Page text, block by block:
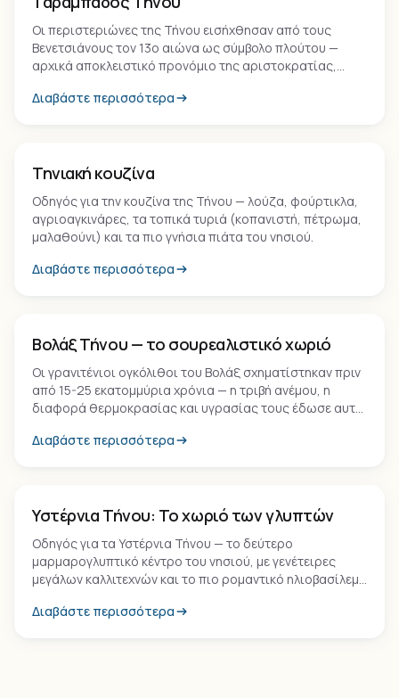
Οι περιστεριώνες της Τήνου εισήχθησαν από τους
Βενετσιάνους τον 13ο αιώνα ως σύμβολο πλούτου —
αρχικά αποκλειστικό προνόμιο της αριστοκρατίας,
αρχιτεκτονικής.
Διαβάστε περισσότερα
Τηνιακή κουζίνα
Οδηγός για την κουζίνα της Τήνου — λούζα, φούρτικλα,
αγριοαγκινάρες, τα τοπικά τυριά (κοπανιστή, πέτρωμα,
μαλαθούνι) και τα πιο γνήσια πιάτα του νησιού.
Διαβάστε περισσότερα
Οικισμός
Βολάξ Τήνου — το σουρεαλιστικό χωριό
Οι γρανιτένιοι ογκόλιθοι του Βολάξ σχηματίστηκαν πριν
από 15-25 εκατομμύρια χρόνια — η τριβή ανέμου, η
διαφορά θερμοκρασίας και υγρασίας τους έδωσε αυτή
σεληνιακό τοπίο.
Διαβάστε περισσότερα
Οικισμός
Υστέρνια Τήνου: Το χωριό των γλυπτών
Οδηγός για τα Υστέρνια Τήνου — το δεύτερο
μαρμαρογλυπτικό κέντρο του νησιού, με γενέτειρες
μεγάλων καλλιτεχνών και το πιο ρομαντικό ηλιοβασίλεμα
Διαβάστε περισσότερα